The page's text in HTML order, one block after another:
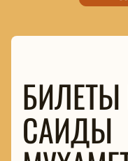
САИДЫ